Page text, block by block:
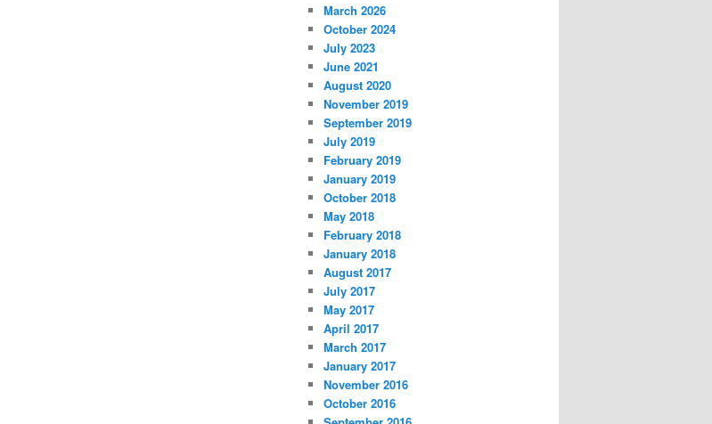
March 2026
October 2024
July 2023
June 2021
August 2020
November 2019
September 2019
July 2019
February 2019
January 2019
October 2018
May 2018
February 2018
January 2018
August 2017
July 2017
May 2017
April 2017
March 2017
January 2017
November 2016
October 2016